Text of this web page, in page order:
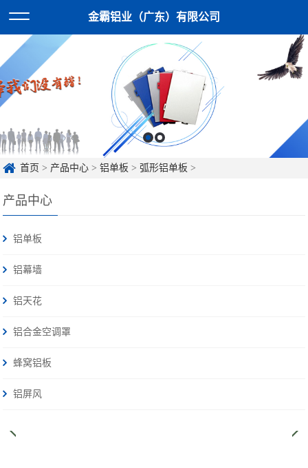
金霸铝业（广东）有限公司
首页 > 产品中心 >铝单板 > 弧形铝单板 >
产品中心
铝单板
铝幕墙
铝天花
铝合金空调罩
蜂窝铝板
铝屏风